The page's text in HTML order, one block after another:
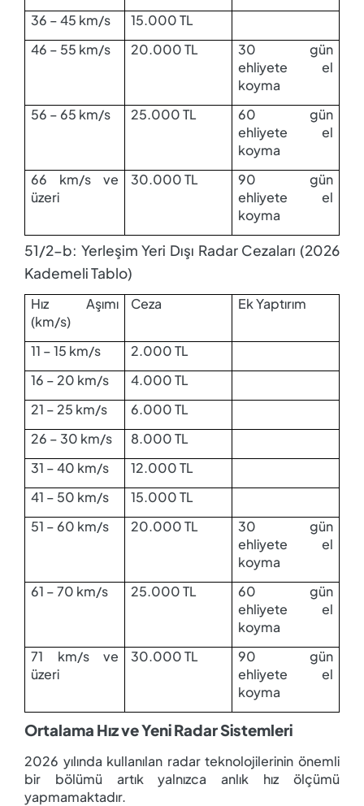
36 – 45 km/s
15.000 TL
46 – 55 km/s
20.000 TL
30 gün
ehliyete el
koyma
56 – 65 km/s
25.000 TL
60 gün
ehliyete el
koyma
66 km/s ve
üzeri
30.000 TL
90 gün
ehliyete el
koyma
51/2-b: Yerleşim Yeri Dışı Radar Cezaları (2026
Kademeli Tablo)
Hız Aşımı
(km/s)
Ceza Ek Yaptırım
11 – 15 km/s
2.000 TL
16 – 20 km/s
4.000 TL
21 – 25 km/s
6.000 TL
26 – 30 km/s
8.000 TL
31 – 40 km/s
12.000 TL
41 – 50 km/s
15.000 TL
51 – 60 km/s
20.000 TL
30 gün
ehliyete el
koyma
61 – 70 km/s
25.000 TL
60 gün
ehliyete el
koyma
71 km/s ve
üzeri
30.000 TL
90 gün
ehliyete el
koyma
Ortalama Hız ve Yeni Radar Sistemleri
2026 yılında kullanılan radar teknolojilerinin önemli
bir bölümü artık yalnızca anlık hız ölçümü
yapmamaktadır.